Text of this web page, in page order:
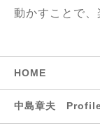
動かすことで、
HOME
中島章夫